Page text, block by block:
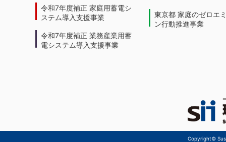
令和7年度補正 家庭用蓄電シ
ステム導入支援事業
令和7年度補正 業務産業用蓄
電システム導入支援事業
東京都 家庭のゼロエ
ン行動推進事業
Copyright©